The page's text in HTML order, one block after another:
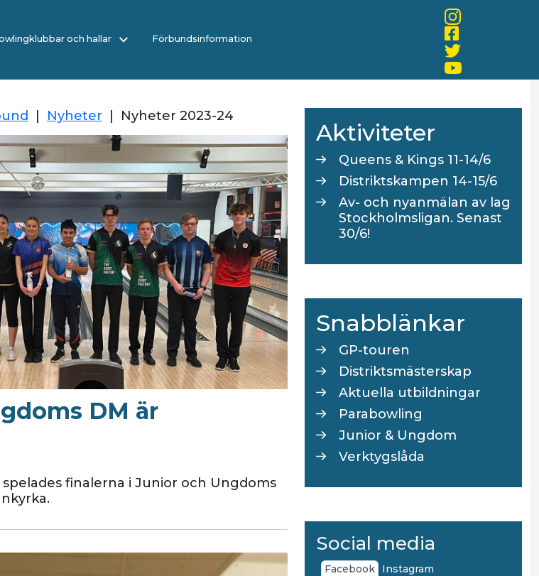
och hallar Förbundsinformation
Nyheter Nyheter 2023-24
DM är
finalerna i Junior och Ungdoms
Aktiviteter
Queens & Kings 11-14/6
Distriktskampen 14-15/6
Av- och nyanmälan av lag
Stockholmsligan. Senast
30/6!
Snabblänkar
GP-touren
Distriktsmästerskap
Aktuella utbildningar
Parabowling
Junior & Ungdom
Verktygslåda
Social media
Facebook Instagram